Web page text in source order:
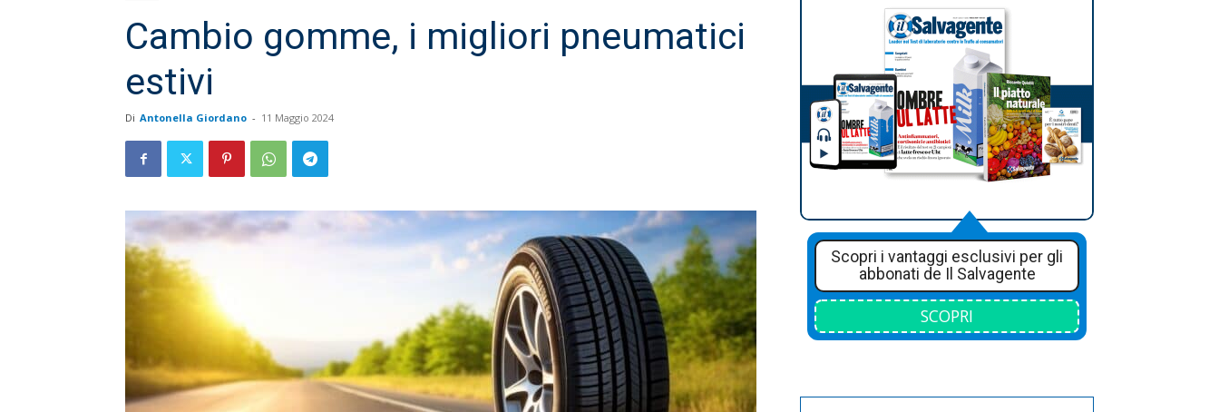
Cambio gomme, i migliori pneumatici
estivi
Di Antonella Giordano - 11 Maggio 2024
Scopri i vantaggi esclusivi per gli
abbonati de Il Salvagente
SCOPRI